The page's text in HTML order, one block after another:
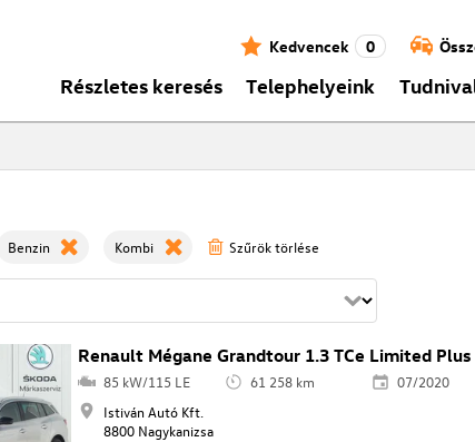
Kedvencek 0
Részletes keresés Telephelyeink
Benzin Kombi Szűrök törlése
Renault Mégane Grandtour 1.3 TCe Limited Plus
85 kW/115 LE 61 258 km
07/2020
Istiván Autó Kft.
8800 Nagykanizsa